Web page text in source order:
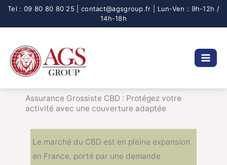
Aller
Assurance Grossiste CBD : Protégez votre
activité avec une couverture adaptée
Le marché du CBD est en pleine expansion
en France, porté par une demande